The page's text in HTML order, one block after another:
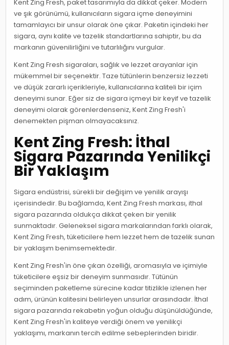
Kent Zing Fresh, paket tasarımıyla da dikkat çeker. Modern
ve şık görünümü, kullanıcıların sigara içme deneyimini
tamamlayıcı bir unsur olarak öne çıkar. Paketin içindeki her
sigara, aynı kalite ve tazelik standartlarına sahiptir, bu da
markanın güvenilirliğini ve tutarlılığını vurgular.
Kent Zing Fresh sigaraları, sağlık ve lezzet arayanlar için
mükemmel bir seçenektir. Taze tütünlerin benzersiz lezzeti
ve düşük zararlı içerikleriyle, kullanıcılarına kaliteli bir içim
deneyimi sunar. Eğer siz de sigara içmeyi bir keyif ve tazelik
deneyimi olarak görenlerdenseniz, Kent Zing Fresh'i
denemekten pişman olmayacaksınız.
Kent Zing Fresh: İthal
Sigara Pazarında Yenilikçi
Bir Yaklaşım
Sigara endüstrisi, sürekli bir değişim ve yenilik arayışı
içerisindedir. Bu bağlamda, Kent Zing Fresh markası, ithal
sigara pazarında oldukça dikkat çeken bir yenilik
sunmaktadır. Geleneksel sigara markalarından farklı olarak,
Kent Zing Fresh, tüketicilere hem lezzet hem de tazelik sunan
bir yaklaşım benimsemektedir.
Kent Zing Fresh'in öne çıkan özelliği, aromasıyla ve içimiyle
tüketicilere eşsiz bir deneyim sunmasıdır. Tütünün
seçiminden paketleme sürecine kadar titizlikle izlenen her
adım, ürünün kalitesini belirleyen unsurlar arasındadır. İthal
sigara pazarında rekabetin yoğun olduğu düşünüldüğünde,
Kent Zing Fresh'in kaliteye verdiği önem ve yenilikçi
yaklaşımı, markanın tercih edilme sebeplerinden biridir.